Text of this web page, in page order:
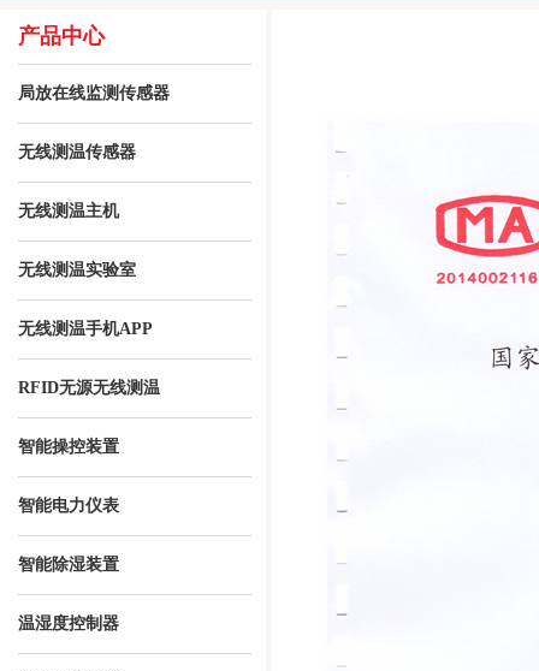
产品中心
局放在线监测传感器
无线测温传感器
无线测温主机
无线测温实验室
无线测温手机APP
RFID无源无线测温
智能操控装置
智能电力仪表
智能除湿装置
温湿度控制器